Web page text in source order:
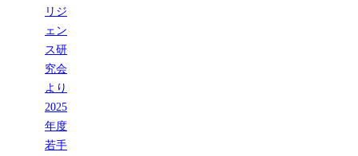
リジ
ェン
ス研
究会
より
2025
年度
若手